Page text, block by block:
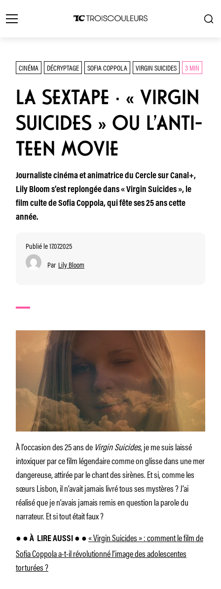
CINÉMA DÉCRYPTAGE SOFIA COPPOLA VIRGIN SUICIDES 3 MIN
LA SEXTAPE · « VIRGIN
SUICIDES » OU L’ANTI-
TEEN MOVIE
Journaliste cinéma et animatrice du Cercle sur Canal+,
Lily Bloom s’est replongée dans « Virgin Suicides », le
film culte de Sofia Coppola, qui fête ses 25 ans cette
année.
Publié le 17.07.2025
Par Lily Bloom
À l’occasion des 25 ans de Virgin Suicides, je me suis laissé
intoxiquer par ce film légendaire comme on glisse dans une mer
dangereuse, attirée par le chant des sirènes. Et si, comme les
sœurs Lisbon, il n’avait jamais livré tous ses mystères ? J’ai
réalisé que je n’avais jamais remis en question la parole du
narrateur. Et si tout était faux ?
● ● À LIRE AUSSI ● ● « Virgin Suicides » : comment le film de
Sofia Coppola a-t-il révolutionné l’image des adolescentes
torturées ?